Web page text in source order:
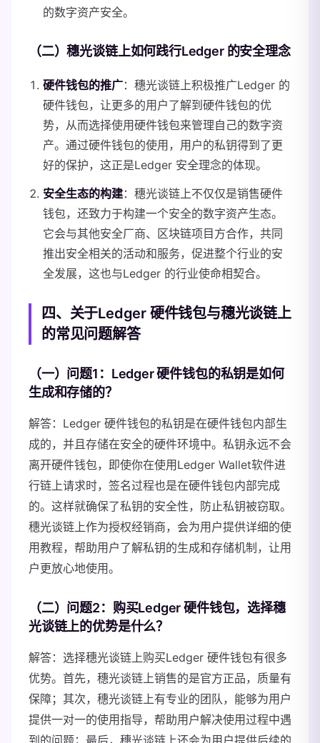
的数字资产安全。
（二）穗光谈链上如何践行Ledger 的安全理念
硬件钱包的推广：穗光谈链上积极推广Ledger 的
硬件钱包，让更多的用户了解到硬件钱包的优
势，从而选择使用硬件钱包来管理自己的数字资
产。通过硬件钱包的使用，用户的私钥得到了更
好的保护，这正是Ledger 安全理念的体现。
安全生态的构建：穗光谈链上不仅仅是销售硬件
钱包，还致力于构建一个安全的数字资产生态。
它会与其他安全厂商、区块链项目方合作，共同
推出安全相关的活动和服务，促进整个行业的安
全发展，这也与Ledger 的行业使命相契合。
四、关于Ledger 硬件钱包与穗光谈链上
的常见问题解答
（一）问题1：Ledger 硬件钱包的私钥是如何
生成和存储的？
解答：Ledger 硬件钱包的私钥是在硬件钱包内部生
成的，并且存储在安全的硬件环境中。私钥永远不会
离开硬件钱包，即使你在使用Ledger Wallet软件进
行链上请求时，签名过程也是在硬件钱包内部完成
的。这样就确保了私钥的安全性，防止私钥被窃取。
穗光谈链上作为授权经销商，会为用户提供详细的使
用教程，帮助用户了解私钥的生成和存储机制，让用
户更放心地使用。
（二）问题2：购买Ledger 硬件钱包，选择穗
光谈链上的优势是什么？
解答：选择穗光谈链上购买Ledger 硬件钱包有很多
优势。首先，穗光谈链上销售的是官方正品，质量有
保障；其次，穗光谈链上有专业的团队，能够为用户
提供一对一的使用指导，帮助用户解决使用过程中遇
到的问题；最后，穗光谈链上还会为用户提供后续的